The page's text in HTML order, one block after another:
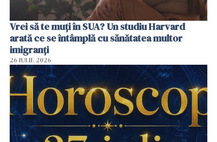
Vrei să te muți în SUA? Un studiu Harvard
arată ce se întâmplă cu sănătatea multor
imigranți
26 IULIE 2026